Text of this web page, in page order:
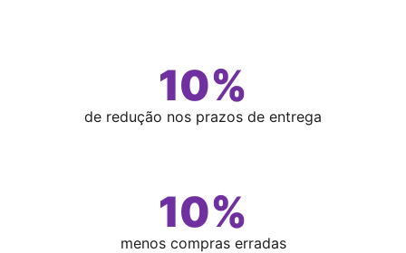
10%
de redução nos prazos de entrega
10%
menos compras erradas